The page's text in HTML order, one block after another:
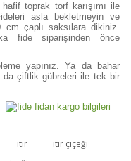
toprak torf karışımı ile
asla bekletmeyin ve
cm çaplı saksılara dikiniz.
fide siparişinden önce
yapınız. Ya da bahar
da çiftlik gübreleri ile tek bir
ıtır
ıtır çiçeği